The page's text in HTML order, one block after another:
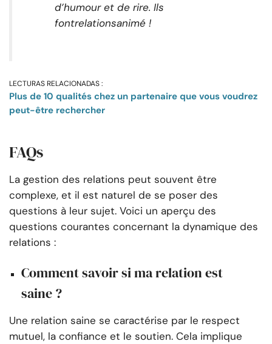
d’humour et de rire. Ils
fontrelationsanimé !
LECTURAS RELACIONADAS :
Plus de 10 qualités chez un partenaire que vous voudrez
peut-être rechercher
FAQs
La gestion des relations peut souvent être
complexe, et il est naturel de se poser des
questions à leur sujet. Voici un aperçu des
questions courantes concernant la dynamique des
relations :
Comment savoir si ma relation est
saine ?
Une relation saine se caractérise par le respect
mutuel, la confiance et le soutien. Cela implique